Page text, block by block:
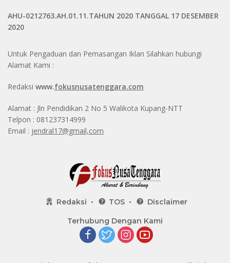
AHU-0212763.AH.01.11.TAHUN 2020 TANGGAL 17 DESEMBER
2020
Untuk Pengaduan dan Pemasangan Iklan Silahkan hubungi
Alamat Kami :
Redaksi www.fokusnusatenggara.com
Alamat : Jln Pendidikan 2 No 5 Walikota Kupang-NTT
Telpon : 081237314999
Email : jendral17@gmail,com
Redaksi TOS Disclaimer
Terhubung Dengan Kami